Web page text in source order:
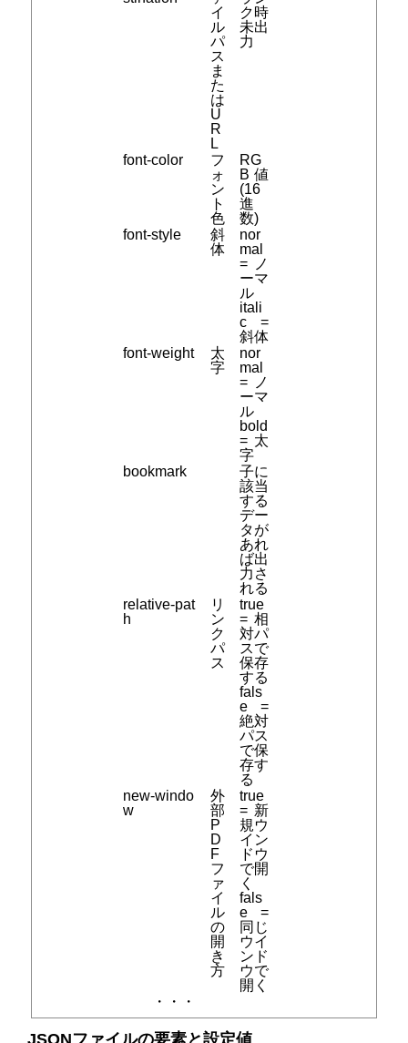
イ
ル
パ
ス
ま
た
は
U
R
L
ク時
未出
力
font-color
フ
ォ
ン
ト
色
RG
B値
(16
進
数)
font-style
斜
体
nor
mal
= ノ
ーマ
ル
itali
c =
斜体
font-weight
太
字
nor
mal
= ノ
ーマ
ル
bold
= 太
字
bookmark
子に
該当
する
デー
タが
あれ
ば出
力さ
れる
relative-pat
h
リ
ン
ク
パ
ス
true
= 相
対パ
スで
保存
する
fals
e =
絶対
パス
で保
存す
る
new-windo
w
外
部
P
D
F
フ
ァ
イ
ル
の
開
き
方
true
= 新
規ウ
イン
ドウ
で開
く
fals
e =
同じ
ウイ
ンド
ウで
開く
・・・
JSONファイルの要素と設定値